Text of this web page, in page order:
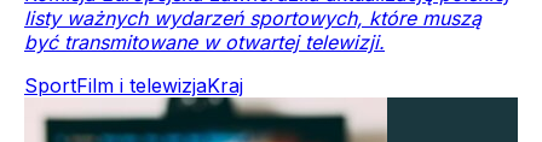
listy ważnych wydarzeń sportowych, które muszą
być transmitowane w otwartej telewizji.
SportFilm i telewizjaKraj